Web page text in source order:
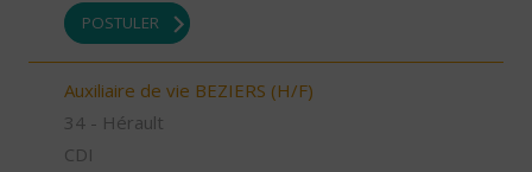
POSTULER
Auxiliaire de vie BEZIERS (H/F)
34 - Hérault
CDI